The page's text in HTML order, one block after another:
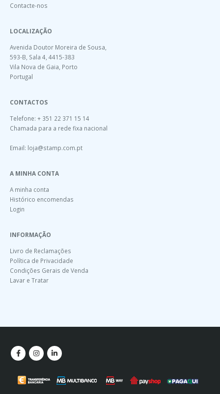
Contacte-nos
LOCALIZAÇÃO
Avenida Doutor Moreira de Sousa,
593-B, Sala 4, 4415-383
Vila Nova de Gaia, Porto
Portugal
CONTACTOS
Telefone: + 351 22 371 15 14
Chamada para a rede fixa nacional
Email: loja@stamp.com.pt
A MINHA CONTA
A minha conta
Histórico encomendas
Login
INFORMAÇÃO
Livro de Reclamações
Política de Privacidade
Condições Gerais de Venda
Lavar e Tratar